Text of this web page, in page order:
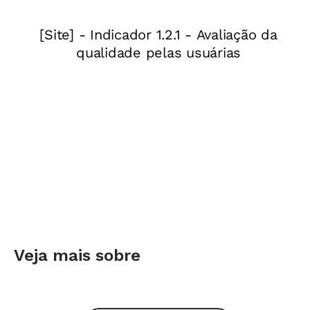
estudei em casa e não concordo com as notas
que recebi". O professor retruca, afirmando que
suas razões. E digo isso com sinceridade. Qual
a trajetória de alunos e professores na
Veja mais sobre